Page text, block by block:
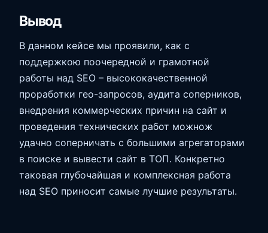
Вывод
В данном кейсе мы проявили, как с
поддержкою поочередной и грамотной
работы над SEO – высококачественной
проработки гео-запросов, аудита соперников,
внедрения коммерческих причин на сайт и
проведения технических работ можнож
удачно соперничать с большими агрегаторами
в поиске и вывести сайт в ТОП. Конкретно
таковая глубочайшая и комплексная работа
над SEO приносит самые лучшие результаты.